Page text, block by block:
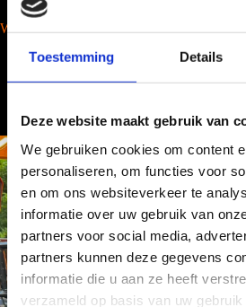
Toestemming Details
Deze website maakt gebruik van
We gebruiken cookies om content
personaliseren, om functies voor
en om ons websiteverkeer te
informatie over uw gebruik van
partners voor social media,
partners kunnen deze gegevens
informatie die u aan ze heeft
verzameld op basis van uw gebruik
Wij werken landelijk